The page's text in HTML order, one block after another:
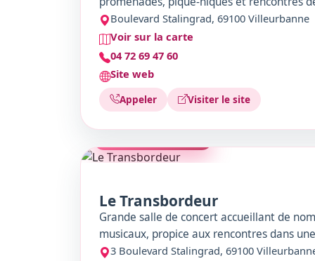
Boulevard Stalingrad, 69100 Villeurbanne
Voir sur la carte
04 72 69 47 60
Site web
Appeler Visiter le site
Le Transbordeur
Grande salle de concert accueillant de
musicaux, propice aux rencontres dans
3 Boulevard Stalingrad, 69100